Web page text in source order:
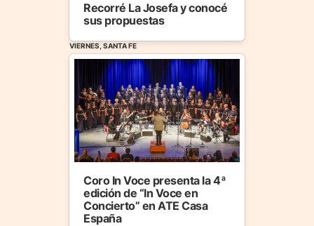
Recorré La Josefa y conocé
sus propuestas
VIERNES, SANTA FE
Coro In Voce presenta la 4ª
edición de “In Voce en
Concierto” en ATE Casa
España